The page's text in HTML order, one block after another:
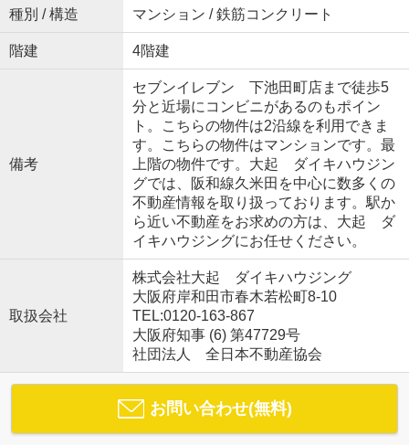
種別 / 構造 マンション / 鉄筋コンクリート
階建 4階建
備考
セブンイレブン 下池田町店まで徒歩5
分と近場にコンビニがあるのもポイン
ト。こちらの物件は2沿線を利用できま
す。こちらの物件はマンションです。最
上階の物件です。大起 ダイキハウジン
グでは、阪和線久米田を中心に数多くの
不動産情報を取り扱っております。駅か
ら近い不動産をお求めの方は、大起 ダ
イキハウジングにお任せください。
取扱会社
株式会社大起 ダイキハウジング
大阪府岸和田市春木若松町8-10
TEL:0120-163-867
大阪府知事 (6) 第47729号
社団法人 全日本不動産協会
お問い合わせ(無料)